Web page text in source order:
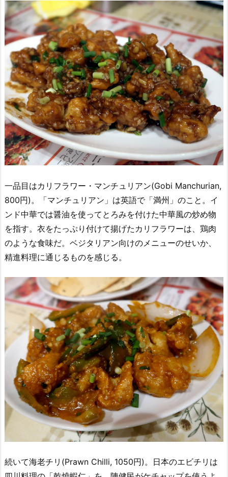
一品目はカリフラワー・マンチュリアン(Gobi Manchurian,
800円)。「マンチュリアン」は英語で「満州」のこと。イ
ンド中華では醤油を使ってとろみを付けた中華風の炒め物
を指す。衣をたっぷり付けて揚げたカリフラワーは、鶏肉
のような食味だ。ベジタリアン向けのメニューのせいか、
精進料理に通じるものを感じる。
続いて海老チリ(Prawn Chilli, 1050円)。日本のエビチリは